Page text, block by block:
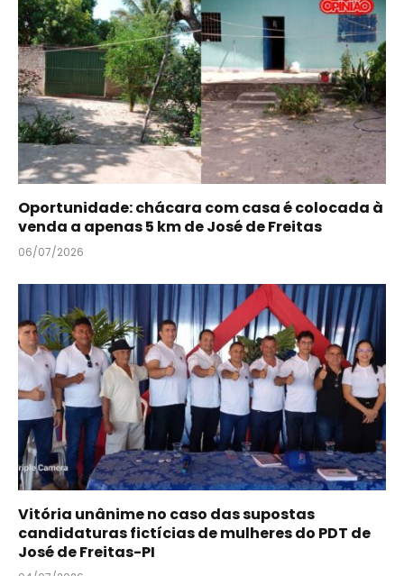
Oportunidade: chácara com casa é colocada à
venda a apenas 5 km de José de Freitas
06/07/2026
Vitória unânime no caso das supostas
candidaturas fictícias de mulheres do PDT de
José de Freitas-PI